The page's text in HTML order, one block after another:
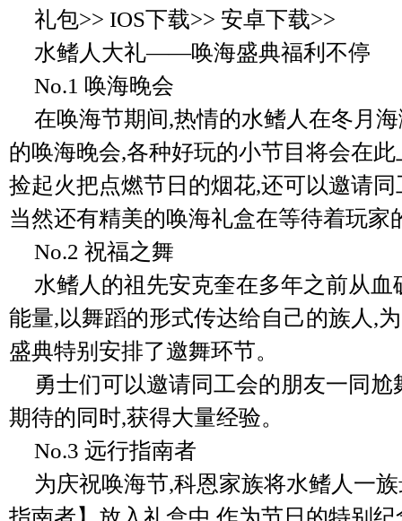
礼包>> IOS下载>> 安卓下载>>
水鳍人大礼——唤海盛典福利不停
No.1 唤海晚会
在唤海节期间,热情的水鳍人在冬月
的唤海晚会,各种好玩的小节目将会在
捡起火把点燃节日的烟花,还可以邀请
当然还有精美的唤海礼盒在等待着玩家
No.2 祝福之舞
水鳍人的祖先安克奎在多年之前从
能量,以舞蹈的形式传达给自己的族人,
盛典特别安排了邀舞环节。
勇士们可以邀请同工会的朋友一同
期待的同时,获得大量经验。
No.3 远行指南者
为庆祝唤海节,科恩家族将水鳍人一